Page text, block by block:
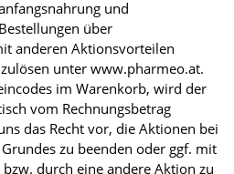
und
über
anderen Aktionsvorteilen
unter www.pharmeo.at.
im Warenkorb, wird der
vom Rechnungsbetrag
das Recht vor, die Aktionen bei
zu beenden oder ggf. mit
durch eine andere Aktion zu